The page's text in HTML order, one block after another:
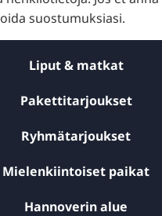
suostumuksiasi.
Liput & matkat
Pakettitarjoukset
Ryhmätarjoukset
Mielenkiintoiset paikat
Hannoverin alue